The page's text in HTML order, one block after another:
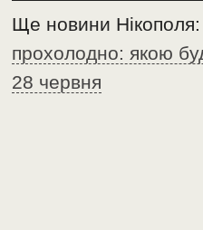
Ще новини Нікополя:
прохолодно: якою
28 червня